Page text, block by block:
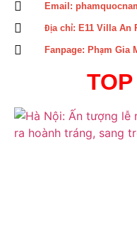
Email:
Địa chỉ: E11 Villa An
Fanpage: Phạm Gia